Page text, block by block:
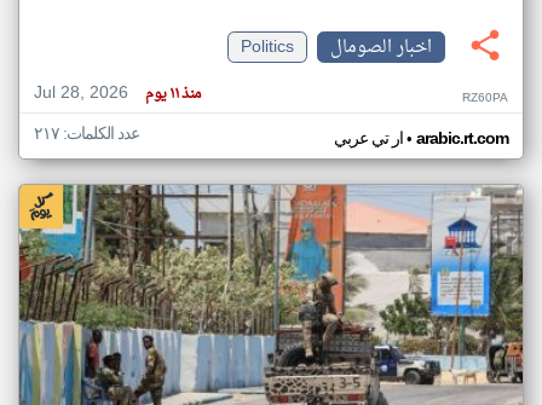
اخبار الصومال
Politics
Jul 28, 2026
منذ ١١ يوم RZ60PA
ار تي عربي• arabic.rt.com عدد الكلمات: ٢١٧